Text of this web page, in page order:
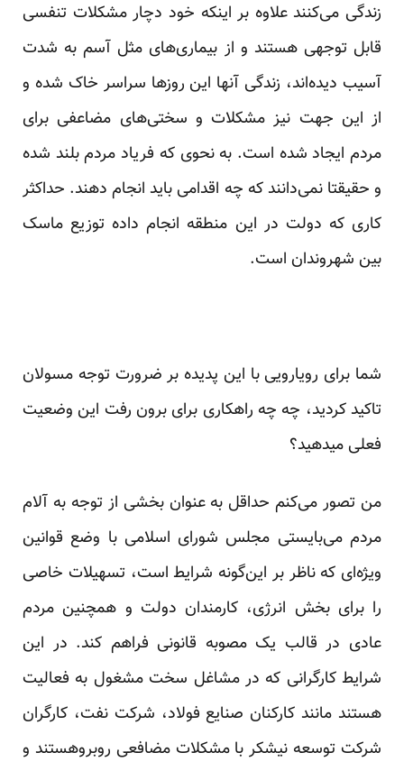
زندگی می‌کنند علاوه بر اینکه خود دچار مشکلات تنفسی
قابل توجهی هستند و از بیماری‌های مثل آسم به شدت
آسیب دیده‌اند، زندگی آنها این روزها سراسر خاک شده و
از این جهت نیز مشکلات و سختی‌های مضاعفی برای
مردم ایجاد شده است. به نحوی که فریاد مردم بلند شده
و حقیقتا نمی‌دانند که چه اقدامی باید انجام دهند. حداکثر
کاری که دولت در این منطقه انجام داده توزیع ماسک
بین شهروندان است.
شما برای رویارویی با این پدیده بر ضرورت توجه مسولان
تاکید کردید، چه چه راهکاری برای برون رفت این وضعیت
فعلی میدهید؟
من تصور می‌کنم حداقل به عنوان بخشی از توجه به آلام
مردم می‌بایستی مجلس شورای اسلامی با وضع قوانین
ویژه‌ای که ناظر بر این‌گونه شرایط است، تسهیلات خاصی
را برای بخش انرژی، کارمندان دولت و همچنین مردم
عادی در قالب یک مصوبه قانونی فراهم کند. در این
شرایط کارگرانی که در مشاغل سخت مشغول به فعالیت
هستند مانند کارکنان صنایع فولاد، شرکت نفت، کارگران
شرکت توسعه نیشکر با مشکلات مضافعی روبروهستند و